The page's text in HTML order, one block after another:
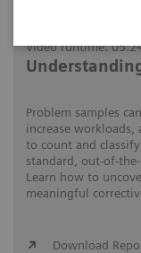
Video runtime:
Problem samples
increase
to count and
standard, out-of-
Learn how to
meaningful
Download